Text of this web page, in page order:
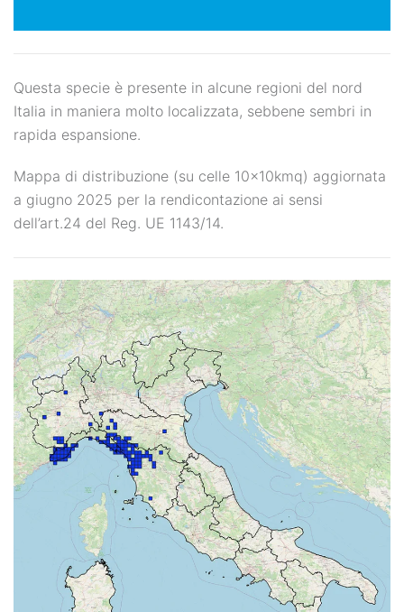
Questa specie è presente in alcune regioni del nord
Italia in maniera molto localizzata, sebbene sembri in
rapida espansione.
Mappa di distribuzione (su celle 10x10kmq) aggiornata
a giugno 2025 per la rendicontazione ai sensi
dell’art.24 del Reg. UE 1143/14.